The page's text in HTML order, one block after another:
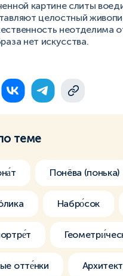
картине слиты
целостный
неотделима
нет искусства.
теме
Понёва (понька)
Набро́сок
отте́нки